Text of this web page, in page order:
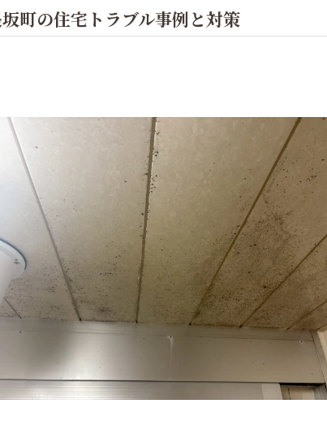
町の住宅トラブル事例と対策